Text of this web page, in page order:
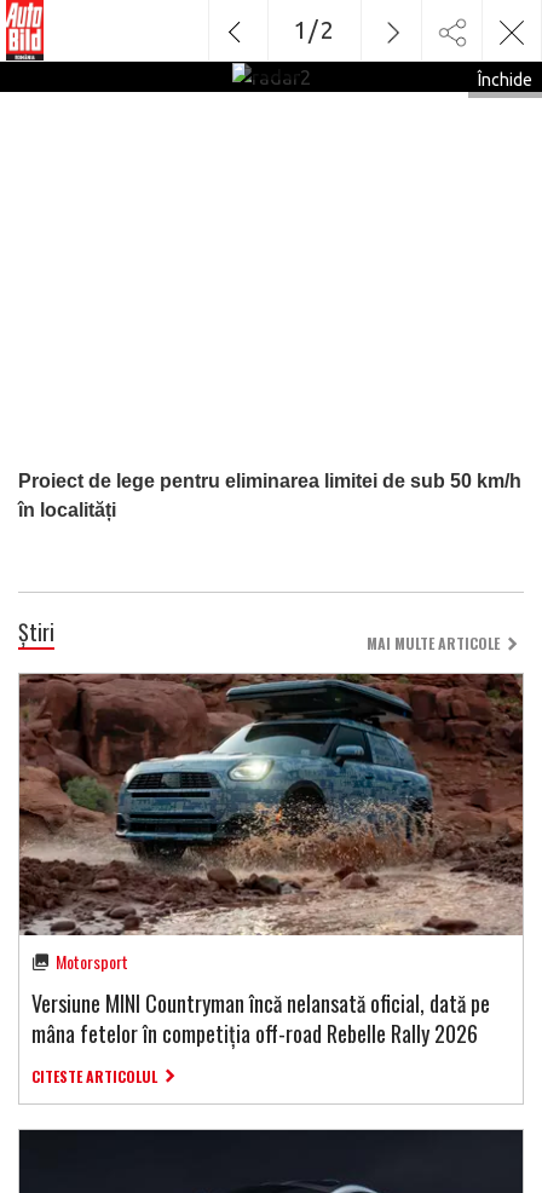
Proiect de lege pentru eliminarea limitei de sub 50 km/h
în localități
Închide
1 /2
Știri MAI MULTE ARTICOLE
Motorsport
Versiune MINI Countryman încă nelansată oficial, dată pe
mâna fetelor în competiția off-road Rebelle Rally 2026
CITESTE ARTICOLUL